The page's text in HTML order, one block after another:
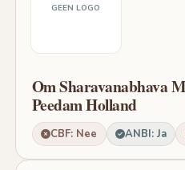
GEEN LOGO
Om Sharavanabhava
Peedam Holland
CBF: Nee ANBI: Ja